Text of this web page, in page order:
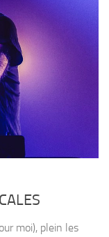
moi), plein les